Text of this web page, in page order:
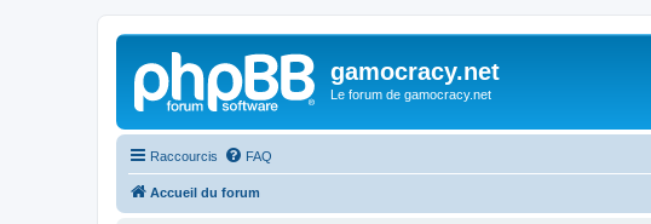
gamocracy.net
Le forum de gamocracy.net
Raccourcis FAQ
Accueil du forum